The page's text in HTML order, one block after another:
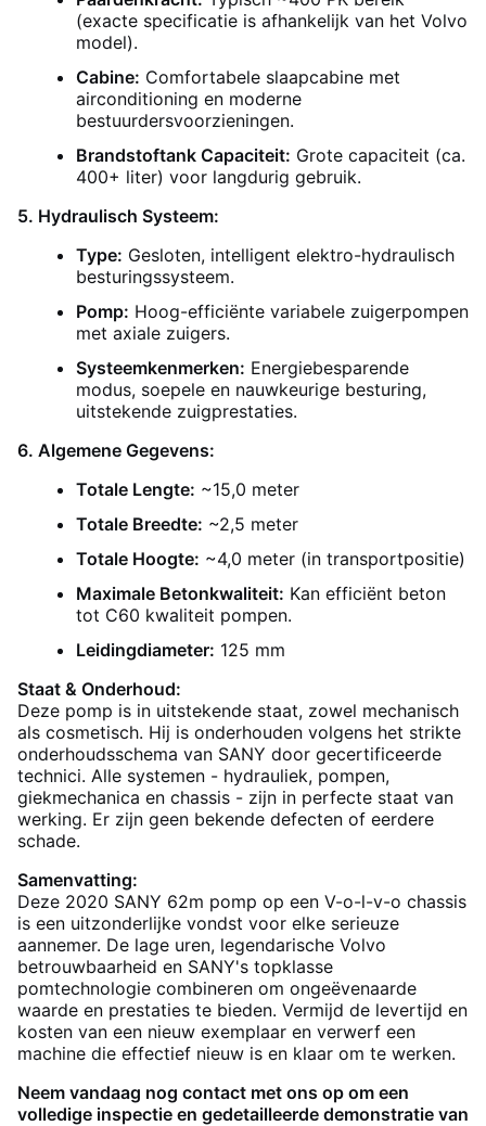
(exacte specificatie is afhankelijk van het Volvo
model).
Cabine: Comfortabele slaapcabine met
airconditioning en moderne
bestuurdersvoorzieningen.
Brandstoftank Capaciteit: Grote capaciteit (ca.
400+ liter) voor langdurig gebruik.
5. Hydraulisch Systeem:
Type: Gesloten, intelligent elektro-hydraulisch
besturingssysteem.
Pomp: Hoog-efficiënte variabele zuigerpompen
met axiale zuigers.
Systeemkenmerken: Energiebesparende
modus, soepele en nauwkeurige besturing,
uitstekende zuigprestaties.
6. Algemene Gegevens:
Totale Lengte: ~15,0 meter
Totale Breedte: ~2,5 meter
Totale Hoogte: ~4,0 meter (in transportpositie)
Maximale Betonkwaliteit: Kan efficiënt beton
tot C60 kwaliteit pompen.
Leidingdiameter: 125 mm
Staat & Onderhoud:
Deze pomp is in uitstekende staat, zowel mechanisch
als cosmetisch. Hij is onderhouden volgens het strikte
onderhoudsschema van SANY door gecertificeerde
technici. Alle systemen - hydrauliek, pompen,
giekmechanica en chassis - zijn in perfecte staat van
werking. Er zijn geen bekende defecten of eerdere
schade.
Samenvatting:
Deze 2020 SANY 62m pomp op een V-o-l-v-o chassis
is een uitzonderlijke vondst voor elke serieuze
aannemer. De lage uren, legendarische Volvo
betrouwbaarheid en SANY's topklasse
pomtechnologie combineren om ongeëvenaarde
waarde en prestaties te bieden. Vermijd de levertijd en
kosten van een nieuw exemplaar en verwerf een
machine die effectief nieuw is en klaar om te werken.
Neem vandaag nog contact met ons op om een
volledige inspectie en gedetailleerde demonstratie van